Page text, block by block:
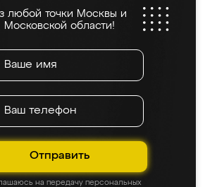
любой точки Москвы и
Московской области!
Отправить
на передачу персональных